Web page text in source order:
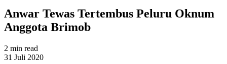
Anwar Tewas Tertembus Peluru Oknum
Anggota Brimob
2 min read
31 Juli 2020